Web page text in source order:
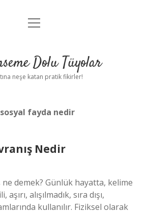
Anasayfa
Yasal Uyarı
menüyü
Dolu Tüyolar
neşe katan pratik fikirler!
fayda nedir
Nedir
demek? Günlük hayatta, kelime
alışılmadık, sıra dışı,
kullanılır. Fiziksel olarak